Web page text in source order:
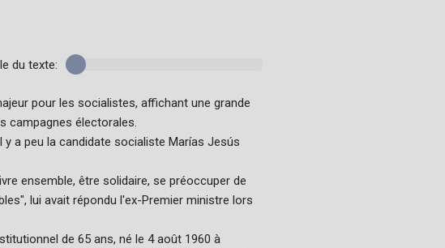
du texte:
pour les socialistes, affichant une grande
campagnes électorales.
a peu la candidate socialiste Marías Jesús
ensemble, être solidaire, se préoccuper de
lui avait répondu l'ex-Premier ministre lors
de 65 ans, né le 4 août 1960 à